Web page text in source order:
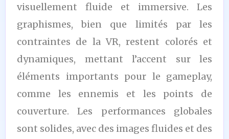
visuellement fluide et immersive. Les
graphismes, bien que limités par les
contraintes de la VR, restent colorés et
dynamiques, mettant l’accent sur les
éléments importants pour le gameplay,
comme les ennemis et les points de
couverture. Les performances globales
sont solides, avec des images fluides et des